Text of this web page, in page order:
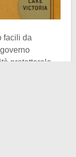
facili da
protettorale